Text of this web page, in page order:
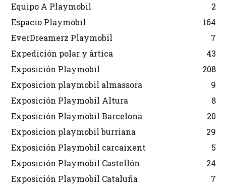
Equipo A Playmobil
2
Espacio Playmobil
164
EverDreamerz Playmobil
7
Expedición polar y ártica
43
Exposición Playmobil
208
Exposicion playmobil almassora
9
Exposición Playmobil Altura
8
Exposición Playmobil Barcelona
20
Exposicion playmobil burriana
29
Exposición Playmobil carcaixent
5
Exposición Playmobil Castellón
24
Exposición Playmobil Cataluña
7